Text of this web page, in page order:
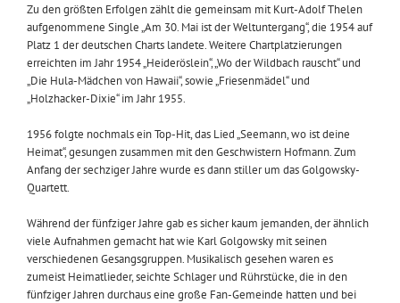
Zu den größten Erfolgen zählt die gemeinsam mit Kurt-Adolf Thelen
aufgenommene Single „Am 30. Mai ist der Weltuntergang“, die 1954 auf
Platz 1 der deutschen Charts landete. Weitere Chartplatzierungen
erreichten im Jahr 1954 „Heideröslein“, „Wo der Wildbach rauscht“ und
„Die Hula-Mädchen von Hawaii“, sowie „Friesenmädel“ und
„Holzhacker-Dixie“ im Jahr 1955.
1956 folgte nochmals ein Top-Hit, das Lied „Seemann, wo ist deine
Heimat“, gesungen zusammen mit den Geschwistern Hofmann. Zum
Anfang der sechziger Jahre wurde es dann stiller um das Golgowsky-
Quartett.
Während der fünfziger Jahre gab es sicher kaum jemanden, der ähnlich
viele Aufnahmen gemacht hat wie Karl Golgowsky mit seinen
verschiedenen Gesangsgruppen. Musikalisch gesehen waren es
zumeist Heimatlieder, seichte Schlager und Rührstücke, die in den
fünfziger Jahren durchaus eine große Fan-Gemeinde hatten und bei